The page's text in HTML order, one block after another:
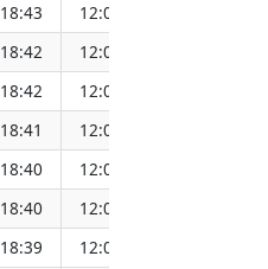
18:43 12:08
18:42 12:08
18:42 12:07
18:41 12:07
18:40 12:07
18:40 12:07
18:39 12:06